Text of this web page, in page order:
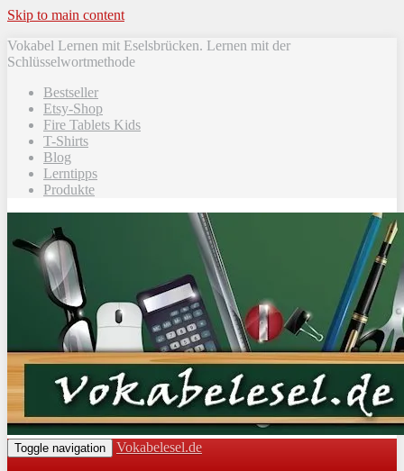
Skip to main content
Vokabel Lernen mit Eselsbrücken. Lernen mit der
Schlüsselwortmethode
Bestseller
Etsy-Shop
Fire Tablets Kids
T-Shirts
Blog
Lerntipps
Produkte
Toggle navigation Vokabelesel.de